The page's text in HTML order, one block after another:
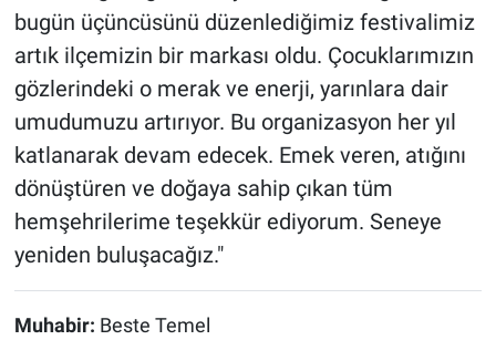
bugün üçüncüsünü düzenlediğimiz festivalimiz
artık ilçemizin bir markası oldu. Çocuklarımızın
gözlerindeki o merak ve enerji, yarınlara dair
umudumuzu artırıyor. Bu organizasyon her yıl
katlanarak devam edecek. Emek veren, atığını
dönüştüren ve doğaya sahip çıkan tüm
hemşehrilerime teşekkür ediyorum. Seneye
yeniden buluşacağız."
Muhabir: Beste Temel